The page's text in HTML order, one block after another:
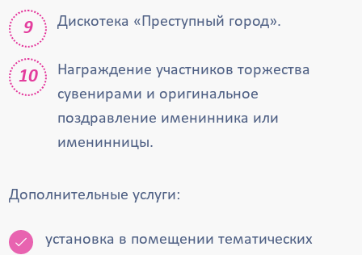
Дискотека «Преступный город».
Награждение участников торжества
сувенирами и оригинальное
поздравление именинника или
именинницы.
Дополнительные услуги:
установка в помещении тематических